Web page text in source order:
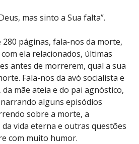
mas sinto a Sua falta”.
páginas, fala-nos da morte,
ela relacionados, últimas
antes de morrerem, qual a sua
Fala-nos da avó socialista e
da mãe ateia e do pai agnóstico,
alguns episódios
sobre a morte, a
da vida eterna e outras questões
com muito humor.